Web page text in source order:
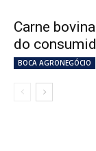
Carne
do
BOCA AGRONEGÓCIO